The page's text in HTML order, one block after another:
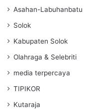
Asahan-Labuhanbatu
Solok
Kabupaten Solok
Olahraga & Selebriti
media terpercaya
TIPIKOR
Kutaraja